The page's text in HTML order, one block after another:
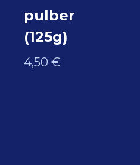
pulber
(125g)
4,50 €